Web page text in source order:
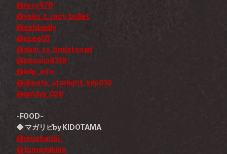
@racy578
@yoko_t_racy_bullet
@sohbadly
@pzee03
@shin_to_badstoned
@kaaana0318
@kdp_info
@djwato_starlight_kdp010
@goldyy_028
-FOOD-
◆ マガリビby KIDOTAMA
@magharibi_
@tamamikido